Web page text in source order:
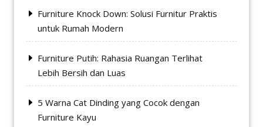
Furniture Knock Down: Solusi Furnitur Praktis
untuk Rumah Modern
Furniture Putih: Rahasia Ruangan Terlihat
Lebih Bersih dan Luas
5 Warna Cat Dinding yang Cocok dengan
Furniture Kayu